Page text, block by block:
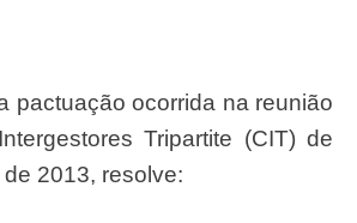
Tripartite (CIT) de
2013, resolve: